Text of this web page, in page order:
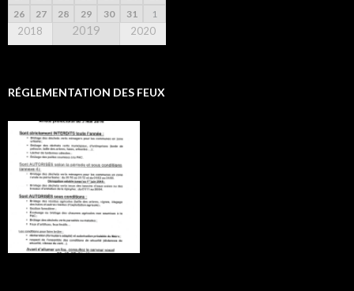
26
27 28 29 30 31 1
2018 2019 2020
RÉGLEMENTATION DES FEUX